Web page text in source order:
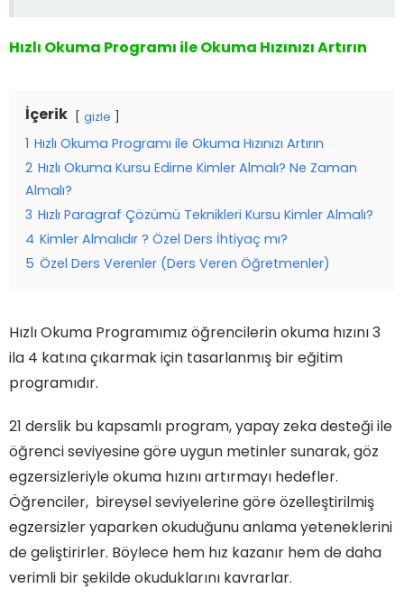
Hızlı Okuma Programı ile Okuma Hızınızı Artırın
İçerik gizle
1 Hızlı Okuma Programı ile Okuma Hızınızı Artırın
2 Hızlı Okuma Kursu Edirne Kimler Almalı? Ne Zaman
Almalı?
3 Hızlı Paragraf Çözümü Teknikleri Kursu Kimler Almalı?
4 Kimler Almalıdır ? Özel Ders İhtiyaç mı?
5 Özel Ders Verenler (Ders Veren Öğretmenler)
Hızlı Okuma Programımız öğrencilerin okuma hızını 3
ila 4 katına çıkarmak için tasarlanmış bir eğitim
programıdır.
21 derslik bu kapsamlı program, yapay zeka desteği ile
öğrenci seviyesine göre uygun metinler sunarak, göz
egzersizleriyle okuma hızını artırmayı hedefler.
Öğrenciler, bireysel seviyelerine göre özelleştirilmiş
egzersizler yaparken okuduğunu anlama yeteneklerini
de geliştirirler. Böylece hem hız kazanır hem de daha
verimli bir şekilde okuduklarını kavrarlar.